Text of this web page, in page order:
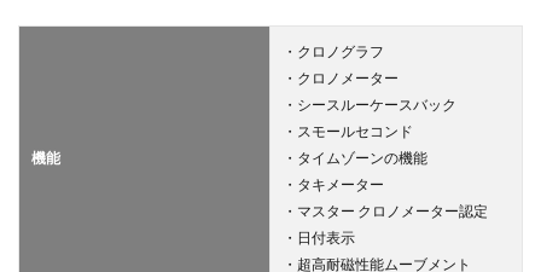
機能
・クロノグラフ
・クロノメーター
・シースルーケースバック
・スモールセコンド
・タイムゾーンの機能
・タキメーター
・マスター クロノメーター認定
・日付表示
・超高耐磁性能ムーブメント